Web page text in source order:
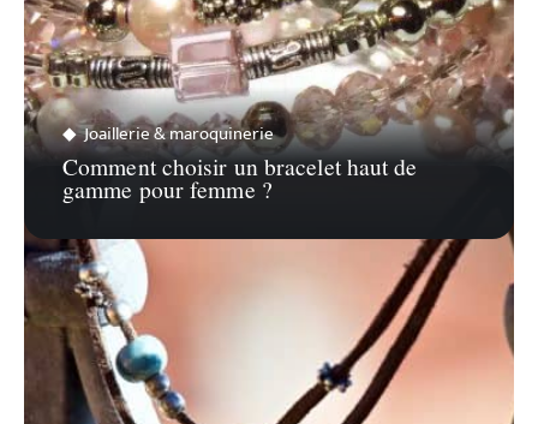
Joaillerie & maroquinerie
Comment choisir un bracelet haut de
gamme pour femme ?